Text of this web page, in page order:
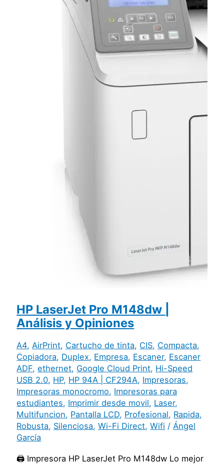
HP LaserJet Pro M148dw |
Análisis y Opiniones
A4,AirPrint, Cartucho de tinta, CIS, Compacta,
Copiadora, Duplex, Empresa, Escaner, Escaner
ADF,ethernet, Google Cloud Print, Hi-Speed
USB 2.0, HP, HP 94A | CF294A, Impresoras,
Impresoras monocromo, Impresoras para
estudiantes, Imprimir desde movil, Laser,
Multifuncion, Pantalla LCD, Profesional, Rapida,
Robusta, Silenciosa,Wi-Fi Direct,Wifi /Ángel
García
🖨️ Impresora HP LaserJet Pro M148dw Lo mejor